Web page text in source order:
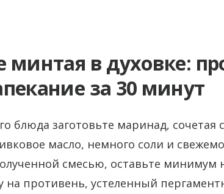
минтая в духовке:
за 30 минут
блюда заготовьте маринад, сочетая
масло, немного соли и
смесью, оставьте минимум
противень, устеленный